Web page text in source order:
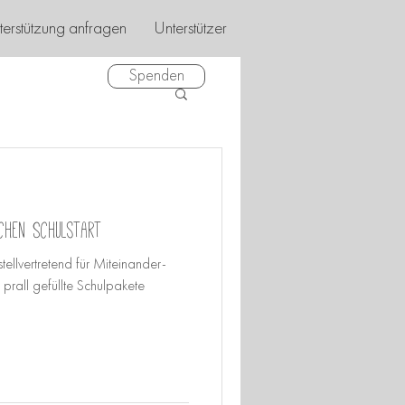
anfragen Unterstützer
Spenden
Schulstart
für Miteinander-
gefüllte Schulpakete